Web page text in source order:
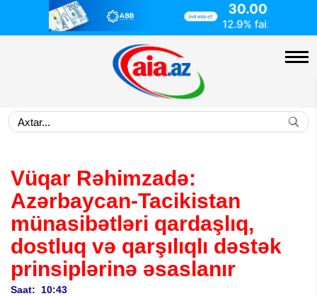
Vüqar Rəhimzadə:
Azərbaycan-Tacikistan
münasibətləri qardaşlıq,
dostluq və qarşılıqlı dəstək
prinsiplərinə əsaslanır
Saat: 10:43